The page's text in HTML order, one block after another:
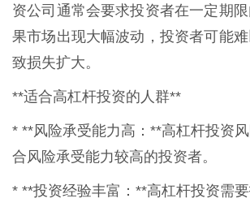
资公司通常会要求投资者在一定期
果市场出现大幅波动，投资者可能
致损失扩大。
**适合高杠杆投资的人群**
* **风险承受能力高：**高杠杆投资
合风险承受能力较高的投资者。
* **投资经验丰富：**高杠杆投资需